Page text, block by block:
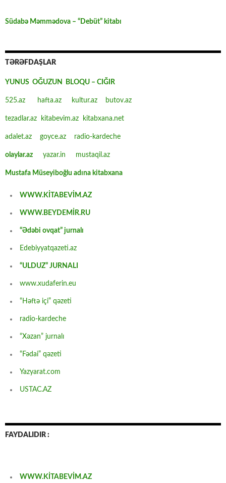
Südabə Məmmədova – “Debüt” kitabı
TƏRƏFDAŞLAR
YUNUS OĞUZUN BLOQU – CIĞIR
525.az hafta.az kultur.az butov.az
tezadlar.az kitabevim.az kitabxana.net
adalet.az goyce.az radio-kardeche
olaylar.az yazar.in mustaqil.az
Mustafa Müseyiboğlu adına kitabxana
WWW.KİTABEVİM.AZ
WWW.BEYDEMİR.RU
“Ədəbi ovqat” jurnalı
Edebiyyatqazeti.az
“ULDUZ” JURNALI
www.xudaferin.eu
“Həftə içi” qəzeti
radio-kardeche
“Xəzan” jurnalı
“Fədai” qəzeti
Yazyarat.com
USTAC.AZ
FAYDALIDIR :
WWW.KİTABEVİM.AZ